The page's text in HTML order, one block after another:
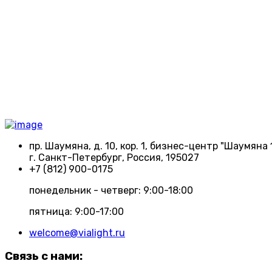
пр. Шаумяна, д. 10, кор. 1, бизнес-центр "Шаумяна
г. Санкт-Петербург, Россия, 195027
+7 (812) 900-0175
понедельник - четверг: 9:00-18:00
пятница: 9:00-17:00
welcome@vialight.ru
Связь с нами: